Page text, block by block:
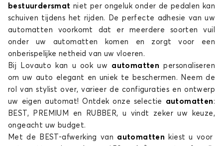
Automatten voor
Automatten voor
HONDA
Automatten voor
bestuurdersmat niet per ongeluk onder de pedalen kan
schuiven tijdens het rijden. De perfecte adhesie van uw
automatten voorkomt dat er meerdere soorten vuil
onder uw automatten komen en zorgt voor een
onberispelijke netheid van uw vloeren.
Bij Lovauto kan u ook uw automatten personaliseren
om uw auto elegant en uniek te beschermen. Neem de
rol van stylist over, varieer de configuraties en ontwerp
uw eigen automat! Ontdek onze selectie automatten :
BEST, PREMIUM en RUBBER, u vindt zeker uw keuze,
ongeacht uw budget.
Met de BEST-afwerking van automatten kiest u voor